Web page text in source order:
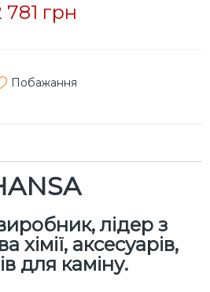
781 грн
Побажання
лідер з
хімії, аксесуарів,
для каміну.